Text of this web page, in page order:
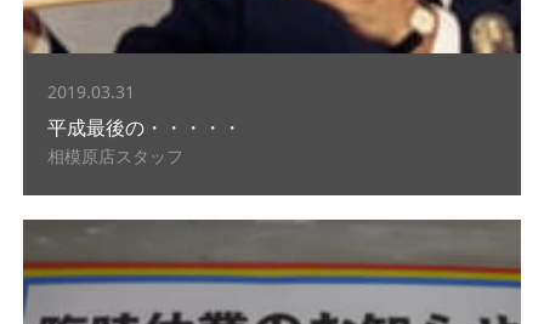
2019.03.31
平成最後の・・・・・
相模原店スタッフ